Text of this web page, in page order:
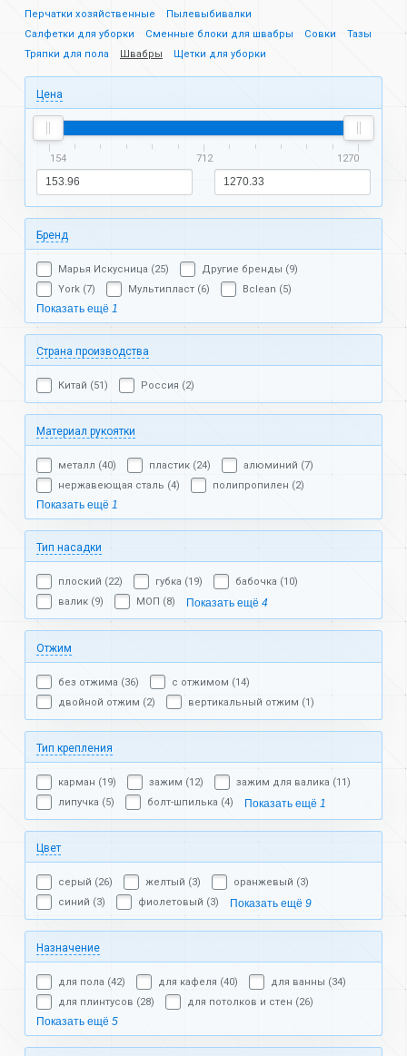
Перчатки хозяйственные
Пылевыбивалки
Салфетки для уборки
Сменные блоки для швабры Совки
Тазы
Тряпки для пола
Швабры Щетки для уборки
Цена
154 712 1270
Бренд
Марья Искусница (25)
Другие бренды (9)
York (7)
Мультипласт (6) Bclean (5)
Показать ещё 1
Страна производства
Китай (51) Россия (2)
Материал рукоятки
металл (40) пластик (24)
алюминий (7)
нержавеющая сталь (4)
полипропилен (2)
Показать ещё 1
Тип насадки
плоский (22) губка (19)
бабочка (10)
валик (9)
МОП (8) Показать ещё 4
Отжим
без отжима (36)
с отжимом (14)
двойной отжим (2)
вертикальный отжим (1)
Тип крепления
карман (19) зажим (12)
зажим для валика (11)
липучка (5)
болт-шпилька (4) Показать ещё 1
Цвет
серый (26) желтый (3)
оранжевый (3)
синий (3)
фиолетовый (3) Показать ещё 9
Назначение
для пола (42) для кафеля (40)
для ванны (34)
для плинтусов (28)
для потолков и стен (26)
Показать ещё 5